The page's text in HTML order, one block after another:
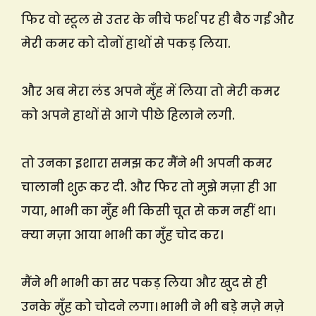
फिर वो स्टूल से उतर के नीचे फर्श पर ही बैठ गई और
मेरी कमर को दोनों हाथों से पकड़ लिया.
और अब मेरा लंड अपने मुँह में लिया तो मेरी कमर
को अपने हाथों से आगे पीछे हिलाने लगी.
तो उनका इशारा समझ कर मैंने भी अपनी कमर
चालानी शुरू कर दी. और फिर तो मुझे मज़ा ही आ
गया, भाभी का मुँह भी किसी चूत से कम नहीं था।
क्या मज़ा आया भाभी का मुँह चोद कर।
मैंने भी भाभी का सर पकड़ लिया और खुद से ही
उनके मुँह को चोदने लगा। भाभी ने भी बड़े मज़े मज़े